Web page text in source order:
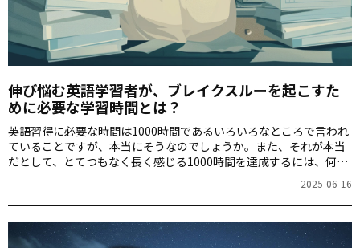
伸び悩む英語学習者が、ブレイクスルーを起こすた
めに必要な学習時間とは？
英語習得に必要な時間は1000時間である――いろいろなところで言われ
ていることですが、本当にそうなのでしょうか。また、それが本当
だとして、とてつもなく長く感じる1000時間を達成するには、何に
どのように取り組めばよいのでしょうか。「1000時間ヒアリングマ
ラソン」アプリのコーチ、松岡昇先生に教えていただきます。
2025-06-16